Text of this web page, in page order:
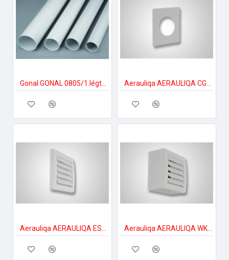
Aerauliqa AERAULIQA WKS-120 ablakszett Szellőztető ventilátor tartozékok